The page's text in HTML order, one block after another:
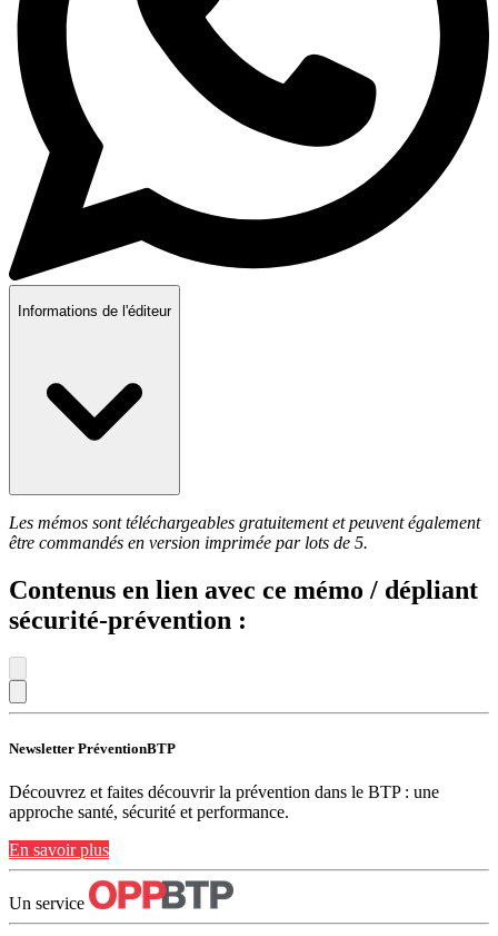
Informations de l'éditeur
Les mémos sont téléchargeables gratuitement et peuvent également
être commandés en version imprimée par lots de 5.
Contenus en lien avec ce mémo / dépliant
sécurité-prévention :
Newsletter PréventionBTP
Découvrez et faites découvrir la prévention dans le BTP : une
approche santé, sécurité et performance.
En savoir plus
Un service